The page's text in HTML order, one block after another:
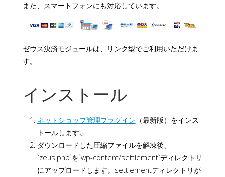
また、スマートフォンにも対応しています。
ゼウス決済モジュールは、リンク型でご利用いただけま
す。
インストール
ネットショップ管理プラグイン （最新版）をインス
トールします。
ダウンロードした圧縮ファイルを解凍後、
`zeus.php`を`wp-content/settlement`ディレクトリ
にアップロードします。settlementディレクトリが